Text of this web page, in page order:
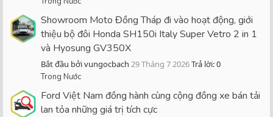
Showroom Moto Đồng Tháp đi vào hoạt động, giới
thiệu bộ đôi Honda SH150i Italy Super Vetro 2 in 1
và Hyosung GV350X
Bắt đầu bởi vungocbach 29 Tháng 7 2026Trả lời: 0
Trong Nước
Ford Việt Nam đồng hành cùng cộng đồng xe bán tải
lan tỏa những giá trị tích cực